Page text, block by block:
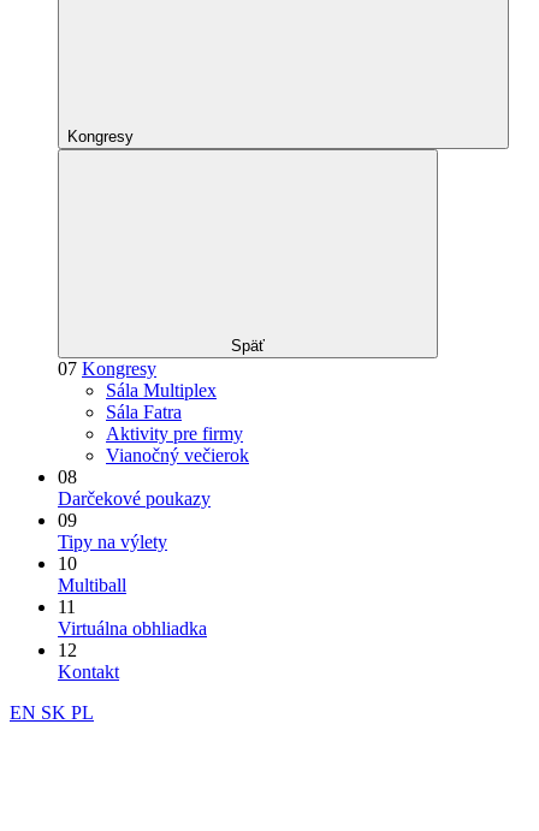
Kongresy
Späť
07 Kongresy
Sála Multiplex
Sála Fatra
Aktivity pre firmy
Vianočný večierok
08
Darčekové poukazy
09
Tipy na výlety
10
Multiball
11
Virtuálna obhliadka
12
Kontakt
EN SK PL